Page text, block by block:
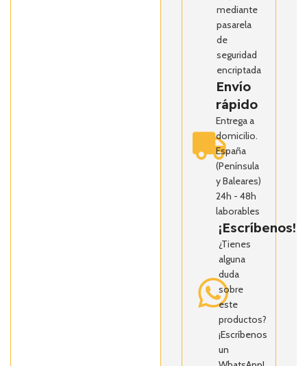
mediante
pasarela
de
seguridad
encriptada
Envío
rápido
Entrega a
domicilio.
España
(Península
y Baleares)
24h - 48h
laborables
¡Escríbenos!
¿Tienes
alguna
duda
sobre
este
productos?
¡Escríbenos
un